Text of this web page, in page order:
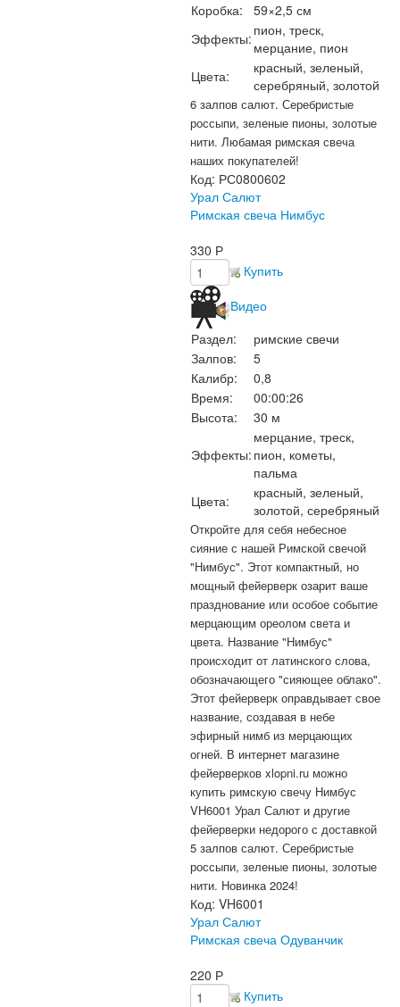
Коробка:
59×2,5 см
Эффекты: пион, треск,
мерцание, пион
Цвета:
красный, зеленый,
серебряный, золотой
6 залпов салют. Серебристые
россыпи, зеленые пионы, золотые
нити. Любамая римская свеча
наших покупателей!
Код: РС0800602
Урал Салют
Римская свеча Нимбус
330 Р
Купить
Видео
Раздел:
римские свечи
Залпов:
5
Калибр:
0,8
Время:
00:00:26
Высота:
30 м
Эффекты:
мерцание, треск,
пион, кометы,
пальма
Цвета:
красный, зеленый,
золотой, серебряный
Откройте для себя небесное
сияние с нашей Римской свечой
"Нимбус". Этот компактный, но
мощный фейерверк озарит ваше
празднование или особое событие
мерцающим ореолом света и
цвета. Название "Нимбус"
происходит от латинского слова,
обозначающего "сияющее облако".
Этот фейерверк оправдывает свое
название, создавая в небе
эфирный нимб из мерцающих
огней. В интернет магазине
фейерверков xlopni.ru можно
купить римскую свечу Нимбус
VH6001 Урал Салют и другие
фейерверки недорого с доставкой
5 залпов салют. Серебристые
россыпи, зеленые пионы, золотые
нити. Новинка 2024!
Код: VH6001
Урал Салют
Римская свеча Одуванчик
220 Р
Купить